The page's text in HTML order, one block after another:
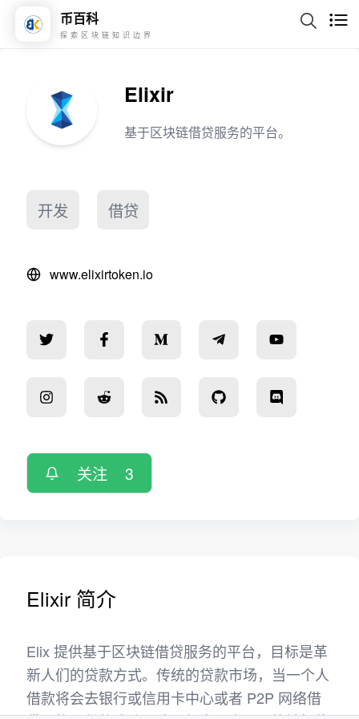
币百科
探索区块链知识边界
Elixir
基于区块链借贷服务的平台。
开发 借贷
www.elixirtoken.io
关注 3
Elixir 简介
Elix 提供基于区块链借贷服务的平台，目标是革
新人们的贷款方式。传统的贷款市场，当一个人
借款将会去银行或信用卡中心或者 P2P 网络借